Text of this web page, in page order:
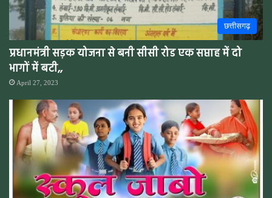
छत्तीसगढ़
प्रधानमंत्री सड़क योजना से बनी सीसी रोड एक सप्ताह में दो
भागों में बटी,,
April 27, 2023